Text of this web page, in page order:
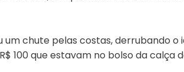
chute pelas costas, derrubando o
100 que estavam no bolso da calça